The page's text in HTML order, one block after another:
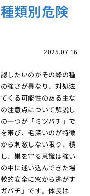
類別危険
2025.07.16
したいのがその蜂の種
強さが異なり、対処法
くる可能性のある主な
注意点について解説し
一つが「ミツバチ」で
帯び、毛深いのが特徴
ら刺激しない限り、積
、巣を守る意識は強い
中に迷い込んできた場
的安全に窓から逃がす
バチ」です。体長は